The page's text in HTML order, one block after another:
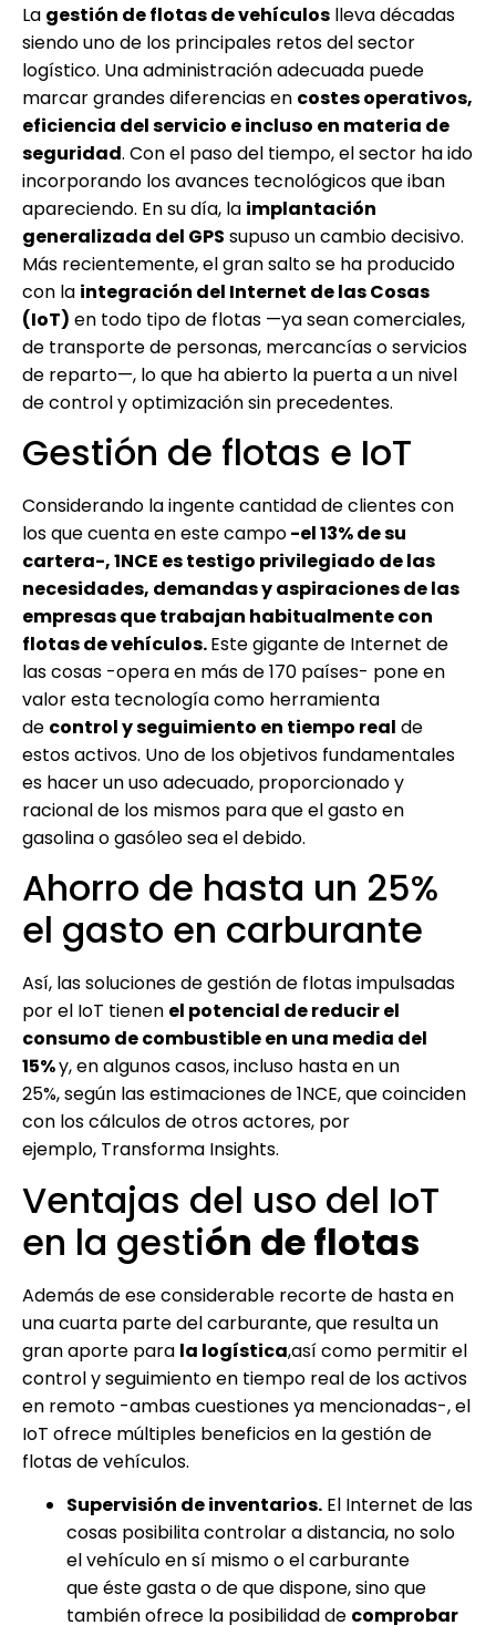
La gestión de flotas de vehículos lleva décadas
siendo uno de los principales retos del sector
logístico. Una administración adecuada puede
marcar grandes diferencias en costes operativos,
eficiencia del servicio e incluso en materia de
seguridad. Con el paso del tiempo, el sector ha ido
incorporando los avances tecnológicos que iban
apareciendo. En su día, la implantación
generalizada del GPS supuso un cambio decisivo.
Más recientemente, el gran salto se ha producido
con la integración del Internet de las Cosas
(IoT) en todo tipo de flotas —ya sean comerciales,
de transporte de personas, mercancías o servicios
de reparto—, lo que ha abierto la puerta a un nivel
de control y optimización sin precedentes.
Gestión de flotas e IoT
Considerando la ingente cantidad de clientes con
los que cuenta en este campo-el 13% de su
cartera-, 1NCE es testigo privilegiado de las
necesidades, demandas y aspiraciones de las
empresas que trabajan habitualmente con
flotas de vehículos.Este gigante de Internet de
las cosas -opera en más de 170 países- pone en
valor esta tecnología como herramienta
de control y seguimiento en tiempo real de
estos activos. Uno de los objetivos fundamentales
es hacer un uso adecuado, proporcionado y
racional de los mismos para que el gasto en
gasolina o gasóleo sea el debido.
Ahorro de hasta un 25%
el gasto en carburante
Así, las soluciones de gestión de flotas impulsadas
por el IoT tienen el potencial de reducir el
consumo de combustible en una media del
15%y, en algunos casos, incluso hasta en un
25%, según las estimaciones de 1NCE, que coinciden
con los cálculos de otros actores, por
ejemplo, Transforma Insights.
Ventajas del uso del IoT
en la gestión de flotas
Además de ese considerable recorte de hasta en
una cuarta parte del carburante, que resulta un
gran aporte para la logística,así como permitir el
control y seguimiento en tiempo real de los activos
en remoto -ambas cuestiones ya mencionadas-, el
IoT ofrece múltiples beneficios en la gestión de
flotas de vehículos.
Supervisión de inventarios. El Internet de las
cosas posibilita controlar a distancia, no solo
el vehículo en sí mismo o el carburante
que éste gasta o de que dispone, sino que
también ofrece la posibilidad de comprobar